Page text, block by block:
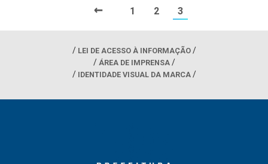
← 1 2 3
LEI DE ACESSO À INFORMAÇÃO
ÁREA DE IMPRENSA
IDENTIDADE VISUAL DA MARCA